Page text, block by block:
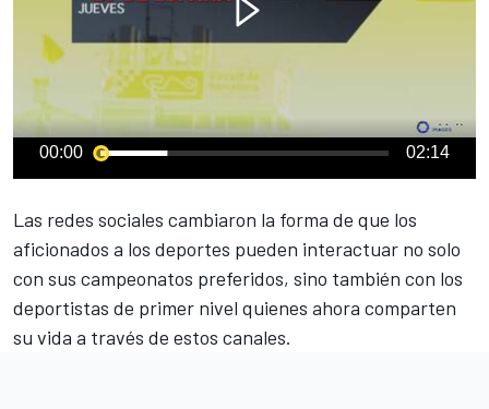
00:00 02:14
Las redes sociales cambiaron la forma de que los
aficionados a los deportes pueden interactuar no solo
con sus campeonatos preferidos, sino también con los
deportistas de primer nivel quienes ahora comparten
su vida a través de estos canales.